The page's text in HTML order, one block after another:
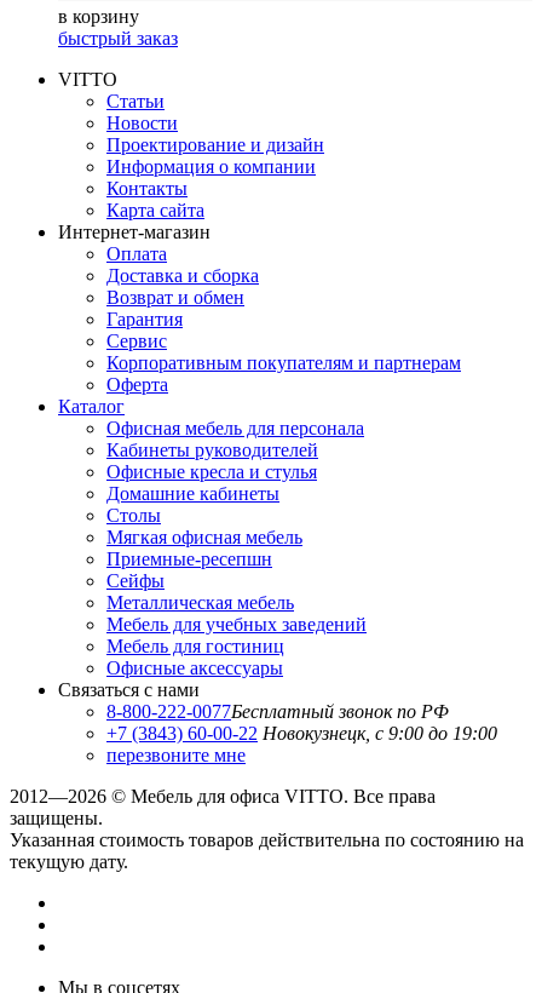
в корзину
быстрый заказ
VITTO
Статьи
Новости
Проектирование и дизайн
Информация о компании
Контакты
Карта сайта
Интернет-магазин
Оплата
Доставка и сборка
Возврат и обмен
Гарантия
Сервис
Корпоративным покупателям и партнерам
Оферта
Каталог
Офисная мебель для персонала
Кабинеты руководителей
Офисные кресла и стулья
Домашние кабинеты
Столы
Мягкая офисная мебель
Приемные-ресепшн
Сейфы
Металлическая мебель
Мебель для учебных заведений
Мебель для гостиниц
Офисные аксессуары
Связаться с нами
8-800-222-0077Бесплатный звонок по РФ
+7 (3843) 60-00-22 Новокузнецк, с 9:00 до 19:00
перезвоните мне
2012—2026 © Мебель для офиса VITTO. Все права
защищены.
Указанная стоимость товаров действительна по состоянию на
текущую дату.
Мы в соцсетях